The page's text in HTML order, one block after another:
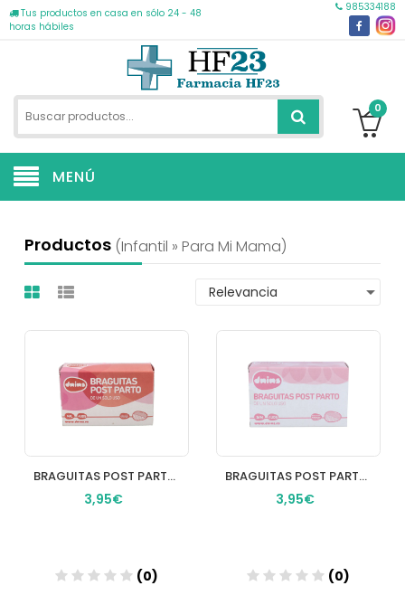
Tus productos en casa en sólo 24 - 48
horas hábiles
985334188
0
MENÚ
Productos (infantil » Para Mi Mama)
BRAGUITAS POST PARTO TALLA M/L
3,95€
(0)
BRAGUITAS POST PARTO TALLA S/M
3,95€
(0)